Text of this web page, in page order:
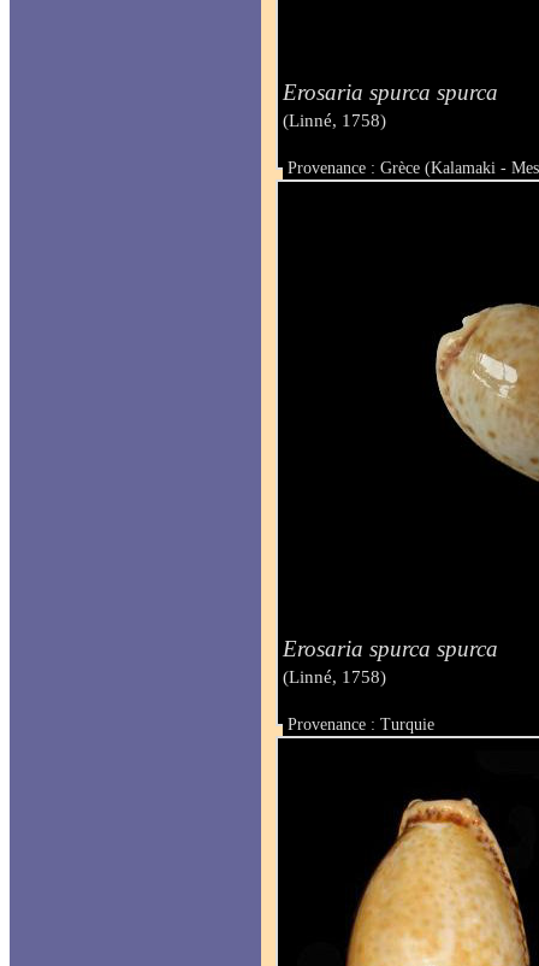
Erosaria spurca spurca
(Linné, 1758)
Provenance : Grèce (Kalamaki -
Taille : 24 mm
Erosaria spurca spurca
(Linné, 1758)
Provenance : Turquie
Taille : 26 mm